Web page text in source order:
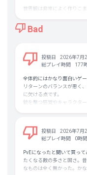
世界観は非常によく作りこ
解説やムービー等飛ばさず
無料装備はありますが非常
たいよって方は、とにかく
を重視している為、そのよ
最近PvEモードが追加されま
敵が固すぎるといった声が
Bad
投稿日
2026年7月
総プレイ時間
177
全体的にはかなり面白いゲ
リターンのバランスが悪く
に欠ける点です。
銃を撃つ感覚やキャラクタ
ーならではの魅力はしっかり
一方で、リスクとリターン
まず、NPCと戦闘している
ど勝ち目がありません。銃
こと自体のリスクが非常に
ありました。
投稿日
2026年7月
総プレイ時間
0時間
PvEになったと聞いて買っ
たくなる敵の多さと固さ。
なものは全く無かった。か